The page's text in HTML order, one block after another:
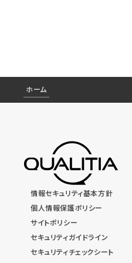
ホーム
情報セキュリティ基本方針
個人情報保護ポリシー
サイトポリシー
セキュリティガイドライン
セキュリティチェックシート